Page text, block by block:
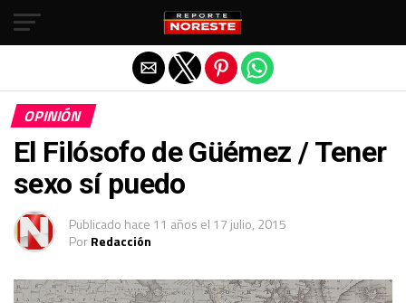
OPINIÓN
El Filósofo de Güémez / Tener
sexo sí puedo
Publicado hace 11 años el 17 julio, 2015
PorRedacción
Salir de la versión móvil